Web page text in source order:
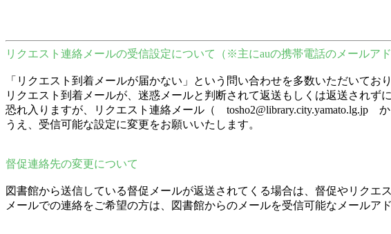
リクエスト連絡メールの受信設定について（※主にauの携帯電話のメールア
「リクエスト到着メールが届かない」という問い合わせを多数いただいており
リクエスト到着メールが、迷惑メールと判断されて返送もしくは返送されず
恐れ入りますが、リクエスト連絡メール（ tosho2@library.city.yamato.lg.jp
うえ、受信可能な設定に変更をお願いいたします。
督促連絡先の変更について
図書館から送信している督促メールが返送されてくる場合は、督促やリクエ
メールでの連絡をご希望の方は、図書館からのメールを受信可能なメールア